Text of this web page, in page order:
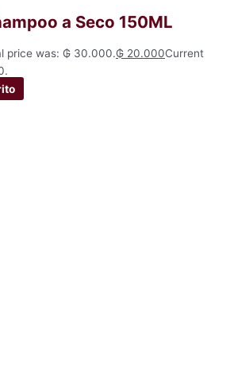
a Seco 150ML
price was: ₲ 30.000.₲ 20.000Current